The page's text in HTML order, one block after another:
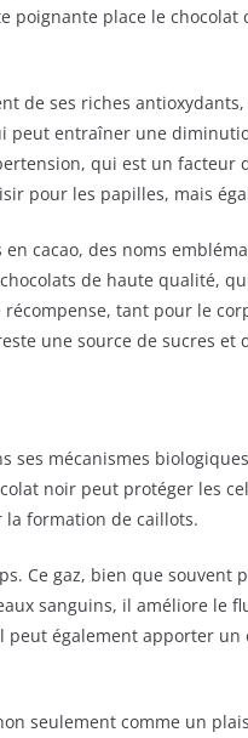
poignante place le
ses riches
peut entraîner une
qui est un facteur
pour les papilles, mais
cacao, des noms
de haute qualité,
tant pour le
une source de sucres et
mécanismes
noir peut protéger les
la formation de caillots.
Ce gaz, bien que
sanguins, il améliore le
peut également apporter
seulement comme un